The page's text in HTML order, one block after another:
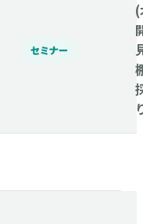
セミナー